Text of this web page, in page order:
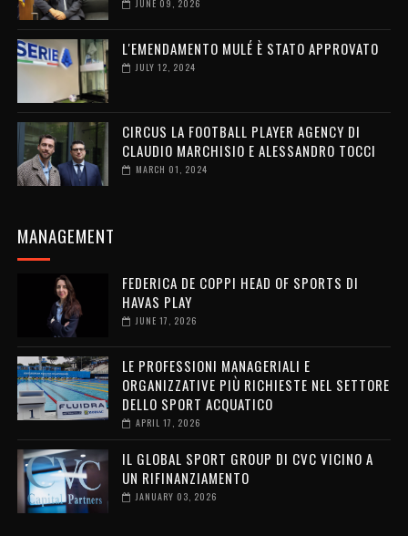
JUNE 09, 2026
L'EMENDAMENTO MULÉ È STATO APPROVATO
JULY 12, 2024
CIRCUS LA FOOTBALL PLAYER AGENCY DI
CLAUDIO MARCHISIO E ALESSANDRO TOCCI
MARCH 01, 2024
MANAGEMENT
FEDERICA DE COPPI HEAD OF SPORTS DI
HAVAS PLAY
JUNE 17, 2026
LE PROFESSIONI MANAGERIALI E
ORGANIZZATIVE PIÙ RICHIESTE NEL SETTORE
DELLO SPORT ACQUATICO
APRIL 17, 2026
IL GLOBAL SPORT GROUP DI CVC VICINO A
UN RIFINANZIAMENTO
JANUARY 03, 2026